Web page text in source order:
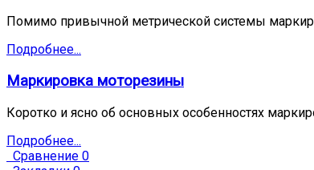
Помимо привычной метрической системы
Подробнее...
Маркировка моторезины
Коротко и ясно об основных особенностях
Подробнее...
Сравнение 0